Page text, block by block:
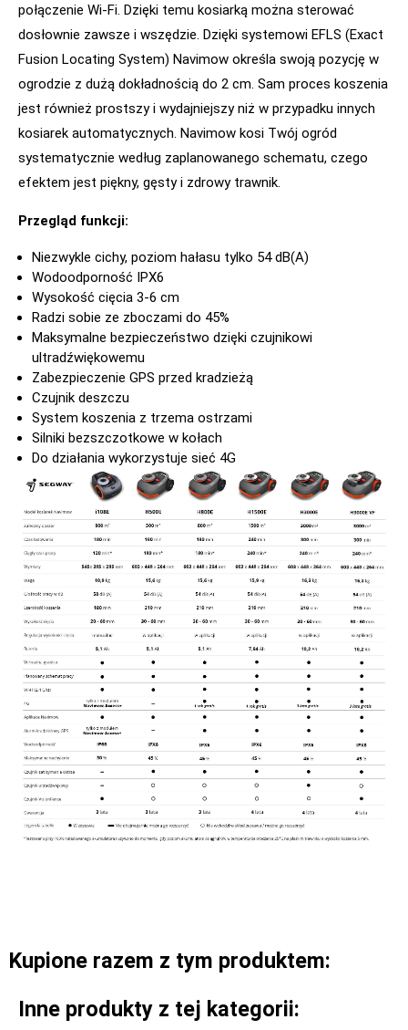
połączenie Wi-Fi. Dzięki temu kosiarką można sterować
dosłownie zawsze i wszędzie. Dzięki systemowi EFLS (Exact
Fusion Locating System) Navimow określa swoją pozycję w
ogrodzie z dużą dokładnością do 2 cm. Sam proces koszenia
jest również prostszy i wydajniejszy niż w przypadku innych
kosiarek automatycznych. Navimow kosi Twój ogród
systematycznie według zaplanowanego schematu, czego
efektem jest piękny, gęsty i zdrowy trawnik.
Przegląd funkcji:
Niezwykle cichy, poziom hałasu tylko 54 dB(A)
Wodoodporność IPX6
Wysokość cięcia 3-6 cm
Radzi sobie ze zboczami do 45%
Maksymalne bezpieczeństwo dzięki czujnikowi
ultradźwiękowemu
Zabezpieczenie GPS przed kradzieżą
Czujnik deszczu
System koszenia z trzema ostrzami
Silniki bezszczotkowe w kołach
Do działania wykorzystuje sieć 4G
Kupione razem z tym produktem:
Inne produkty z tej kategorii: